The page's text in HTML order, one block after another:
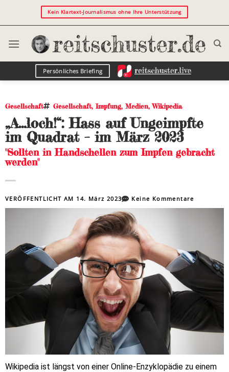
Kein Klartext-Journalismus ohne Ihre Unterstützung
Persönliches Briefing
Gesellschaft Gesellschaft,Impfung, Medien,Wikipedia
„A…loch!“: Hass auf Ungeimpfte
im Quadrat – im März 2023
"Sollten in Handschellen zum Impfen gebracht
werden"
VERÖFFENTLICHT AM 14. März 2023 Keine Kommentare
Wikipedia ist längst von einer Online-Enzyklopädie zu einem